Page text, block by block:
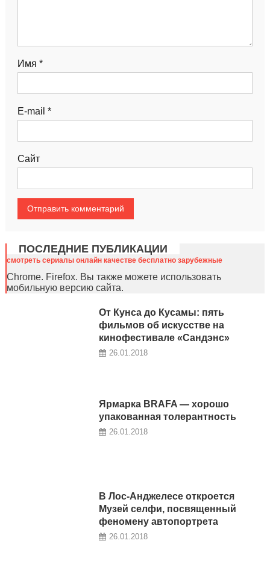
Имя *
E-mail *
Сайт
ПОСЛЕДНИЕ ПУБЛИКАЦИИ
смотреть сериалы онлайн качестве бесплатно зарубежные
Chrome. Firefox. Вы также можете использовать
мобильную версию сайта.
От Кунса до Кусамы: пять
фильмов об искусстве на
кинофестивале «Сандэнс»
26.01.2018
Ярмарка BRAFA — хорошо
упакованная толерантность
26.01.2018
В Лос-Анджелесе откроется
Музей селфи, посвященный
феномену автопортрета
26.01.2018